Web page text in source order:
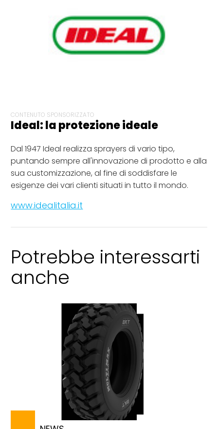
CONTENUTO SPONSORIZZATO
Ideal: la protezione ideale
Dal 1947 Ideal realizza sprayers di vario tipo,
puntando sempre all'innovazione di prodotto e alla
sua customizzazione, al fine di soddisfare le
esigenze dei vari clienti situati in tutto il mondo.
www.idealitalia.it
Potrebbe interessarti
anche